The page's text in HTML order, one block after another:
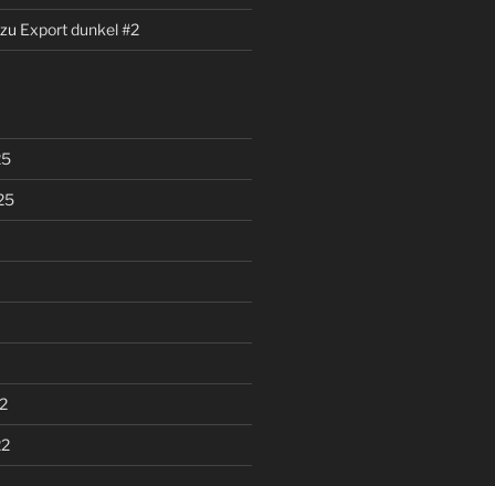
Export dunkel #2